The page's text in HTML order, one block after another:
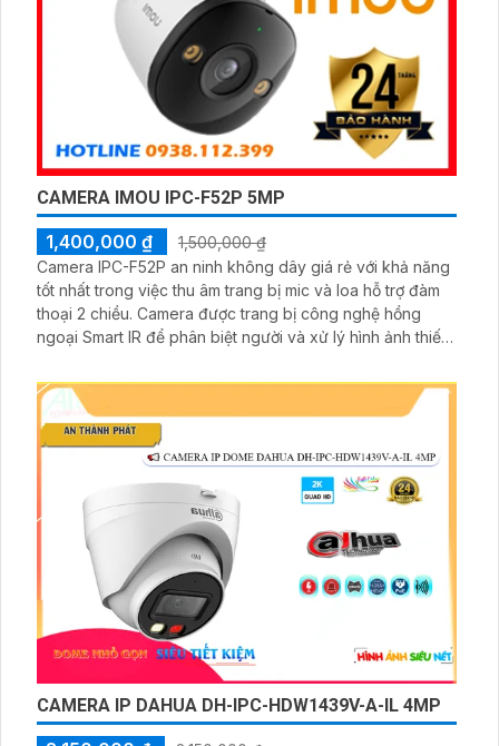
CAMERA IMOU IPC-F52P 5MP
1,400,000 ₫
1,500,000 ₫
Camera IPC-F52P an ninh không dây giá rẻ với khả năng
tốt nhất trong việc thu âm trang bị mic và loa hỗ trợ đàm
thoại 2 chiều. Camera được trang bị công nghệ hồng
ngoại Smart IR để phân biệt người và xử lý hình ảnh thiếu
30m chuẩn IP67 camera phù hợp lắp đặt ngoài trời.
CAMERA IP DAHUA DH-IPC-HDW1439V-A-IL 4MP